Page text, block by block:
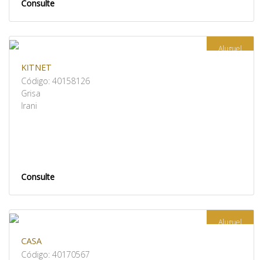
Consulte
Aluguel
KITNET
Código: 40158126
Grisa
Irani
Consulte
Aluguel
CASA
Código: 40170567